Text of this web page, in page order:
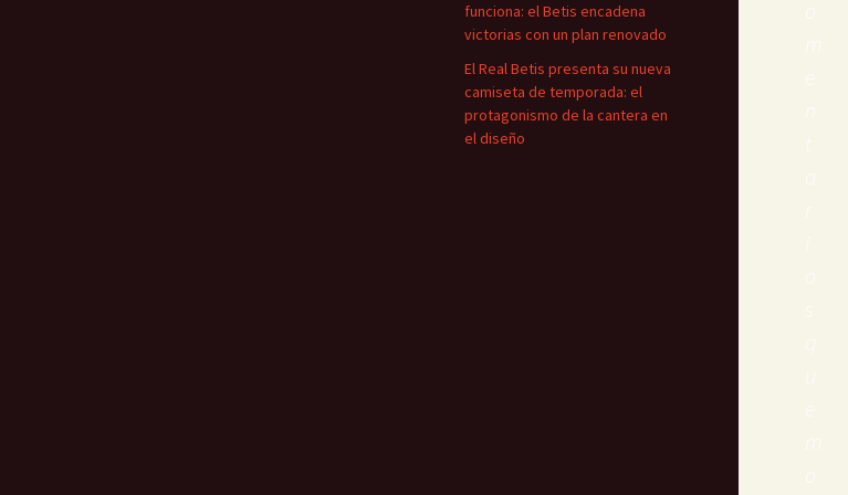
funciona: el Betis encadena
victorias con un plan renovado
El Real Betis presenta su nueva
camiseta de temporada: el
protagonismo de la cantera en
el diseño